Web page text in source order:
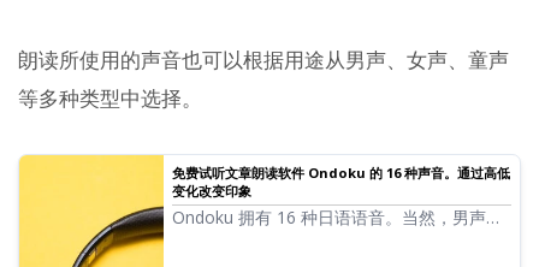
朗读所使用的声音也可以根据用途从男声、女声、童声
等多种类型中选择。
免费试听文章朗读软件 Ondoku 的 16 种声音。通过高低
变化改变印象
Ondoku 拥有 16 种日语语音。当然，男声和